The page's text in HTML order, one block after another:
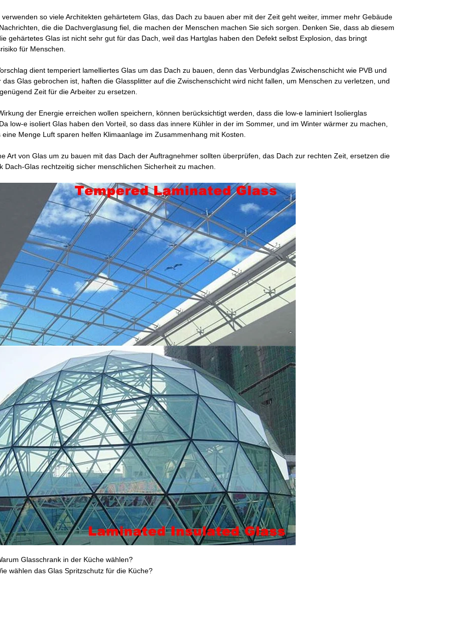
verwenden so viele Architekten gehärtetem Glas, das Dach zu bauen aber mit der Zeit geht weiter, immer mehr Gebäude
die die Dachverglasung fiel, die machen der Menschen machen Sie sich sorgen. Denken Sie, dass ab diesem
gehärtetes Glas ist nicht sehr gut für das Dach, weil das Hartglas haben den Defekt selbst Explosion, das bringt
für Menschen.
dient temperiert lamelliertes Glas um das Dach zu bauen, denn das Verbundglas Zwischenschicht wie PVB und
das Glas gebrochen ist, haften die Glassplitter auf die Zwischenschicht wird nicht fallen, um Menschen zu verletzen, und
Zeit für die Arbeiter zu ersetzen.
der Energie erreichen wollen speichern, können berücksichtigt werden, dass die low-e laminiert Isolierglas
low-e isoliert Glas haben den Vorteil, so dass das innere Kühler in der im Sommer, und im Winter wärmer zu machen,
eine Menge Luft sparen helfen Klimaanlage im Zusammenhang mit Kosten.
Art von Glas um zu bauen mit das Dach der Auftragnehmer sollten überprüfen, das Dach zur rechten Zeit, ersetzen die
Dach-Glas rechtzeitig sicher menschlichen Sicherheit zu machen.
Glasschrank in der Küche wählen?
wählen das Glas Spritzschutz für die Küche?